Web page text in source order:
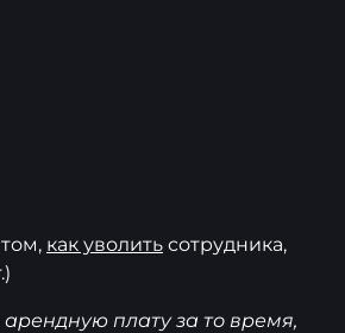
как уволить сотрудника,
плату за то время,